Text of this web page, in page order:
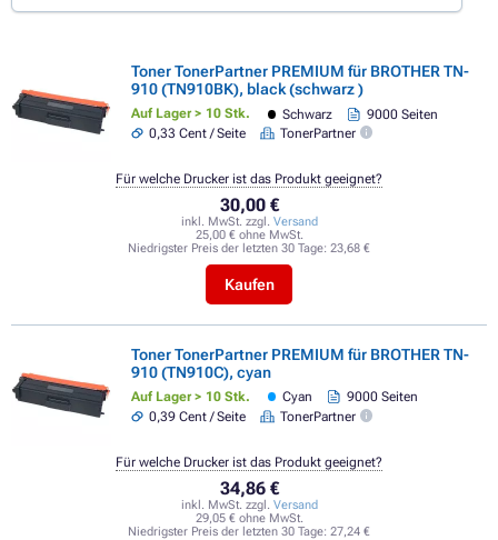
Toner TonerPartner PREMIUM für BROTHER TN-
910 (TN910BK), black (schwarz )
Auf Lager > 10 Stk. Schwarz
9000 Seiten
0,33 Cent / Seite
TonerPartner
30,00 €
inkl. MwSt. zzgl. Versand
25,00 € ohne MwSt.
Niedrigster Preis der letzten 30 Tage: 23,68 €
Kaufen
Für welche Drucker ist das Produkt geeignet?
Toner TonerPartner PREMIUM für BROTHER TN-
910 (TN910C), cyan
Auf Lager > 10 Stk. Cyan
9000 Seiten
0,39 Cent / Seite
TonerPartner
34,86 €
inkl. MwSt. zzgl. Versand
29,05 € ohne MwSt.
Niedrigster Preis der letzten 30 Tage: 27,24 €
Für welche Drucker ist das Produkt geeignet?